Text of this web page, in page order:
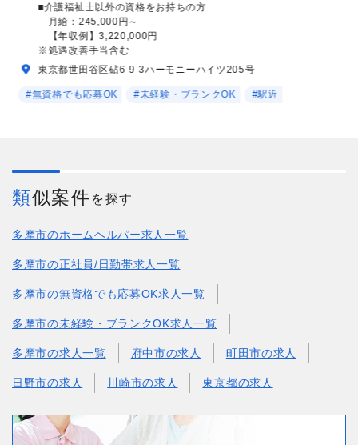
■介護福祉士以外の資格をお持ちの方
月給：245,000円～
【年収例】3,220,000円
※処遇改善手当含む
東京都世田谷区砧6-9-3ハーモニーハイツ205号
#無資格でも応募OK #未経験・ブランクOK #駅近
類似案件 を探す
多摩市のホームヘルパー求人一覧
多摩市の正社員/日勤帯求人一覧
多摩市の無資格でも応募OK求人一覧
多摩市の未経験・ブランクOK求人一覧
多摩市の求人一覧 府中市の求人 町田市の求人
日野市の求人 川崎市の求人 東京都の求人